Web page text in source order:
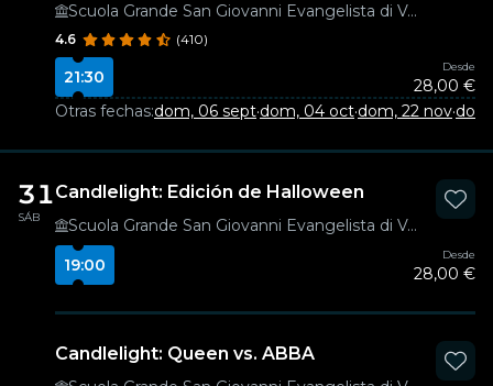
Scuola Grande San Giovanni Evangelista di Venezia
4.6 (410)
21:30
Desde
28,00 €
Otras fechas:dom, 06 sept·dom, 04 oct·dom, 22 nov·
31
SÁB
Candlelight: Edición de Halloween
Scuola Grande San Giovanni Evangelista di Venezia
19:00
Desde
28,00 €
Candlelight: Queen vs. ABBA